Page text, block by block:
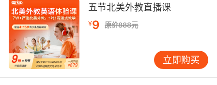
特点。
《野孩子》展现的是我们广袤内陆乡村的文化魅
力，虽然实际条件相对落后，但并没有想象中那
么贫瘠可怜。真实的乡村童年，充满着自然和活
力。这套书给孩子们讲的是如何保持自信心、创
造力和兴趣。
五节北美外教直播课
¥9 原价888元
立即购买